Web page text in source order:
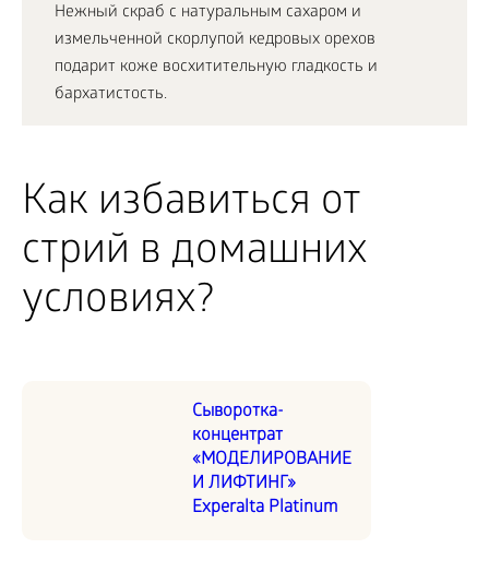
Нежный скраб с натуральным сахаром и
измельченной скорлупой кедровых орехов
подарит коже восхитительную гладкость и
бархатистость.
Как избавиться от
стрий в домашних
условиях?
Сыворотка-
концентрат
«МОДЕЛИРОВАНИЕ
И ЛИФТИНГ»
Experalta Platinum